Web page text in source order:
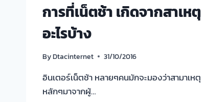
การที่เน็ตช้า เกิดจากสาเหตุ
อะไรบ้าง
ByDtacinternet 31/10/2016
อินเตอร์เน็ตช้า หลายๆคนมักจะมองว่าสามาเหตุ
หลักๆมาจากผู้…